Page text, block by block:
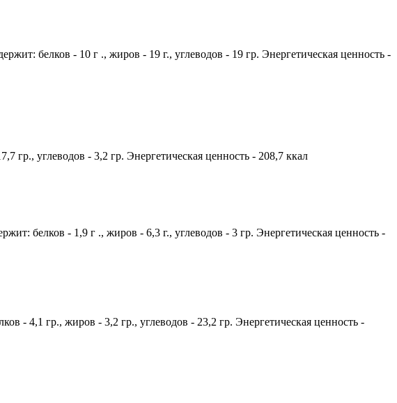
белков - 10 г ., жиров - 19 г., углеводов - 19 гр. Энергетическая ценность -
гр., углеводов - 3,2 гр. Энергетическая ценность - 208,7 ккал
белков - 1,9 г ., жиров - 6,3 г., углеводов - 3 гр. Энергетическая ценность -
- 4,1 гр., жиров - 3,2 гр., углеводов - 23,2 гр. Энергетическая ценность -